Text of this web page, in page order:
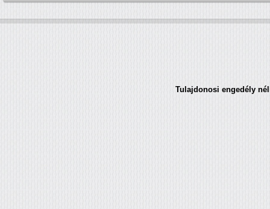
Tulajdonosi engedély